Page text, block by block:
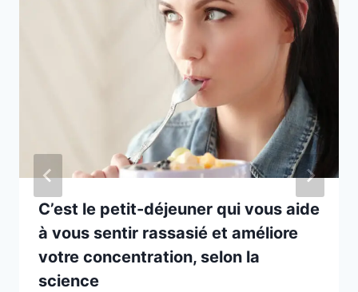
C’est le petit-déjeuner qui vous aide
à vous sentir rassasié et améliore
votre concentration, selon la
science